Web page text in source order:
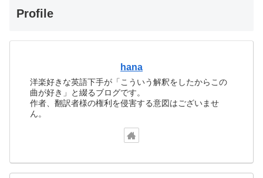
Profile
hana
洋楽好きな英語下手が「こういう解釈をしたからこの
曲が好き」と綴るブログです。
作者、翻訳者様の権利を侵害する意図はございませ
ん。